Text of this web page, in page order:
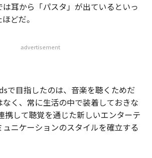
耳から「パスタ」が出ているといっ
どだ。
advertisement
で目指したのは、音楽を聴くためだ
なく、常に生活の中で装着しておきな
携して聴覚を通じた新しいエンターテ
ニケーションのスタイルを確立する